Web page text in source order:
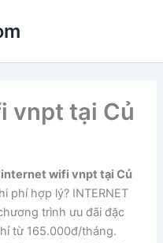
vnpt tại Củ
internet wifi vnpt tại Củ
phí hợp lý? INTERNET
trình ưu đãi đặc
từ 165.000đ/tháng.